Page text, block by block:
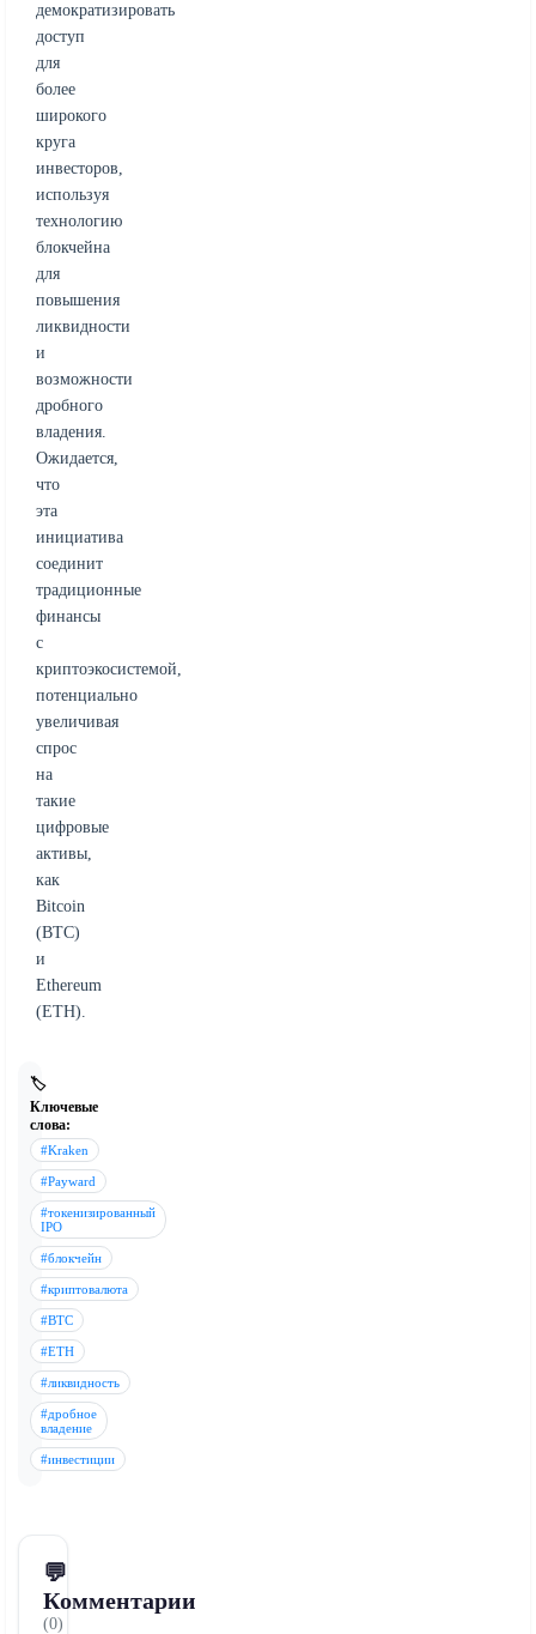
демократизировать
доступ
для
более
широкого
круга
инвесторов,
используя
технологию
блокчейна
для
повышения
ликвидности
и
возможности
дробного
владения.
Ожидается,
что
эта
инициатива
соединит
традиционные
финансы
с
криптоэкосистемой,
потенциально
увеличивая
спрос
на
такие
цифровые
активы,
как
Bitcoin
(BTC)
и
Ethereum
(ETH).
🏷️
Ключевые
слова:
#Kraken
#Payward
#токенизированный
IPO
#блокчейн
#криптовалюта
#BTC
#ETH
#ликвидность
#дробное
владение
#инвестиции
💬
Комментарии
(0)